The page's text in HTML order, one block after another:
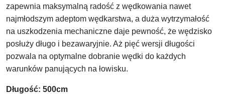
zapewnia maksymalną radość z wędkowania nawet
najmłodszym adeptom wędkarstwa, a duża wytrzymałość
na uszkodzenia mechaniczne daje pewność, że wędzisko
posłuży długo i bezawaryjnie. Aż pięć wersji długości
pozwala na optymalne dobranie wędki do każdych
warunków panujących na łowisku.
Długość: 500cm